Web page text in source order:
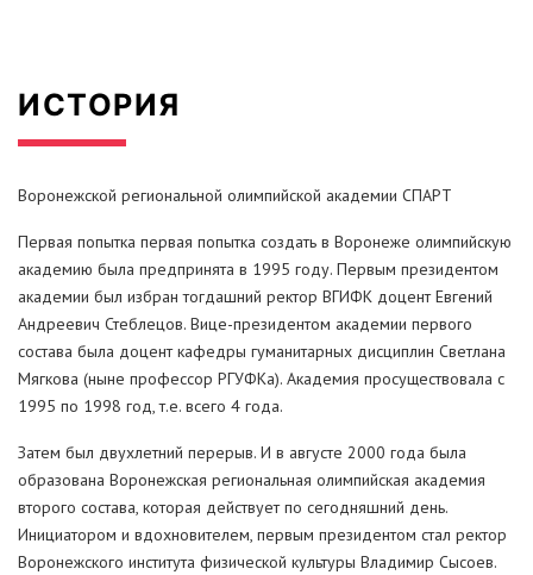
ИСТОРИЯ
Воронежской региональной олимпийской академии СПАРТ
Первая попытка первая попытка создать в Воронеже олимпийскую
академию была предпринята в 1995 году. Первым президентом
академии был избран тогдашний ректор ВГИФК доцент Евгений
Андреевич Стеблецов. Вице-президентом академии первого
состава была доцент кафедры гуманитарных дисциплин Светлана
Мягкова (ныне профессор РГУФКа). Академия просуществовала с
1995 по 1998 год, т.е. всего 4 года.
Затем был двухлетний перерыв. И в августе 2000 года была
образована Воронежская региональная олимпийская академия
второго состава, которая действует по сегодняшний день.
Инициатором и вдохновителем, первым президентом стал ректор
Воронежского института физической культуры Владимир Сысоев.